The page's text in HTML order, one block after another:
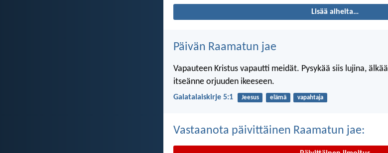
Lisää aiheita…
Päivän Raamatun jae
Vapauteen Kristus vapautti meidät. Pysykää siis lujina,
itseänne orjuuden ikeeseen.
Galatalaiskirje 5:1 Jeesus elämä vapahtaja
Vastaanota päivittäinen Raamatun jae: